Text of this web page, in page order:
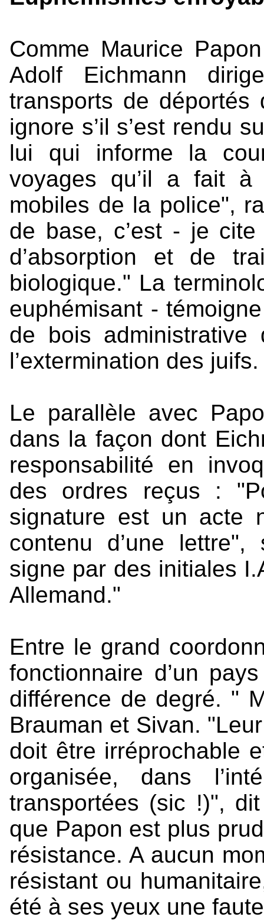
Comme Maurice
Adolf Eichmann
transports de déportés
ignore s’il s’est rendu
lui qui informe la
voyages qu’il a fait à
mobiles de la police",
de base, c’est - je
d’absorption et de
biologique." La
euphémisant -
de bois administrative
l’extermination des juifs.
Le parallèle avec
dans la façon dont
responsabilité en
des ordres reçus :
signature est un acte
contenu d’une
signe par des initiales
Allemand."
Entre le grand
fonctionnaire d’un
différence de degré. "
Brauman et Sivan.
doit être irréprochable
organisée, dans
transportées (sic !)",
que Papon est plus
résistance. A aucun
résistant ou
été à ses yeux une